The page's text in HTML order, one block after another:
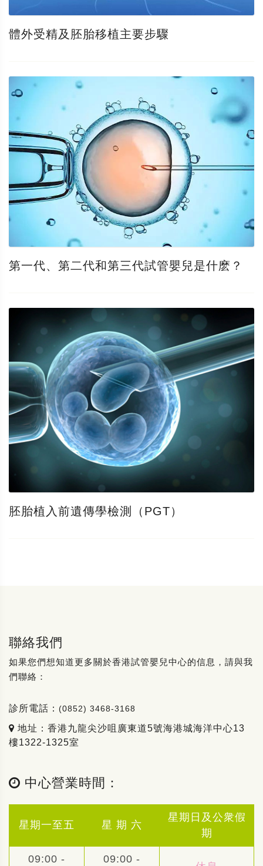
體外受精及胚胎移植主要步驟
第一代、第二代和第三代試管嬰兒是什麽？
胚胎植入前遺傳學檢測（PGT）
聯絡我們
如果您們想知道更多關於香港試管嬰兒中心的信息，請與我
們聯絡：
診所電話： (0852) 3468-3168
地址：香港九龍尖沙咀廣東道5號海港城海洋中心13
樓1322-1325室
中心營業時間：
星期一至五 星 期 六
星期日及公衆假
期
09:00 - 09:00 -